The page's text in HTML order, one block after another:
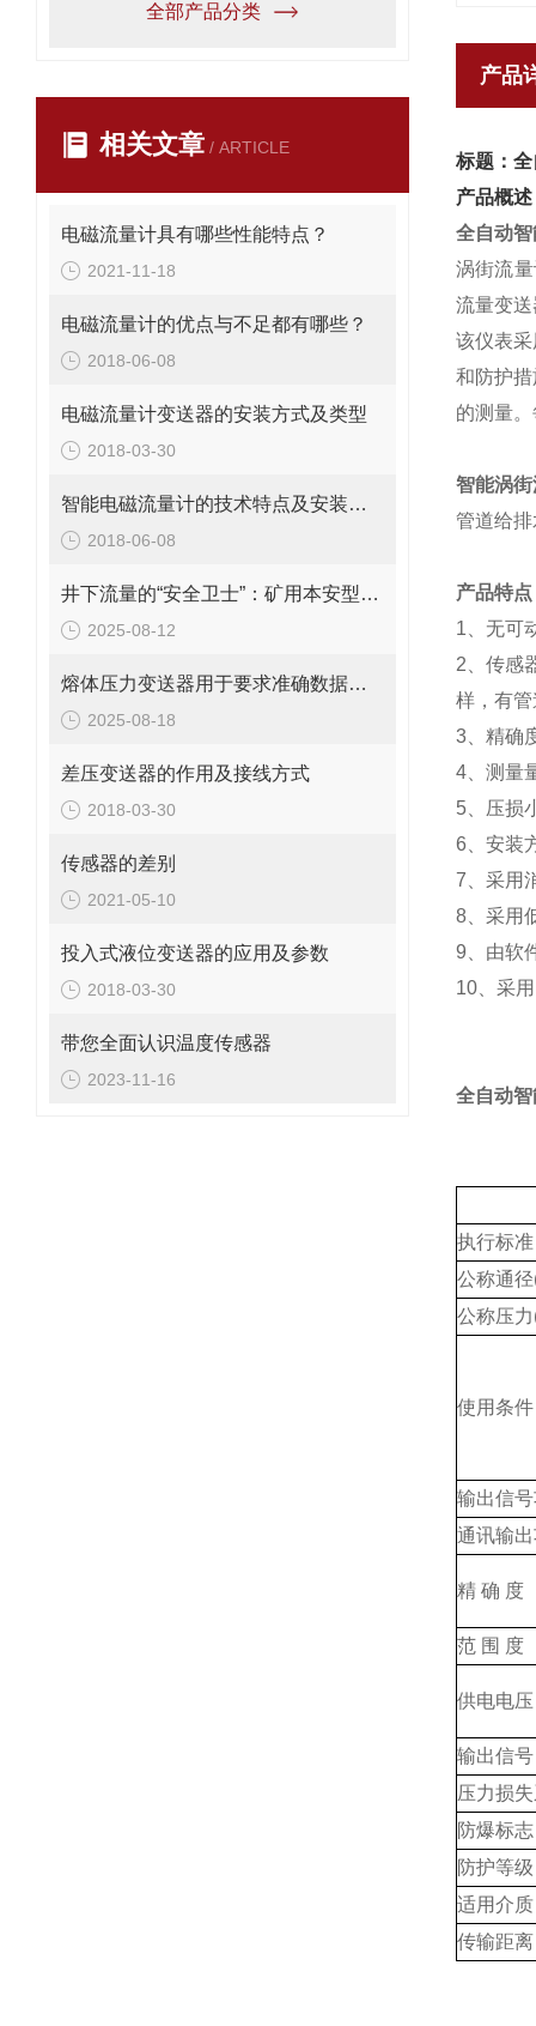
全部产品分类
相关文章 / ARTICLE
电磁流量计具有哪些性能特点？
2021-11-18
电磁流量计的优点与不足都有哪些？
2018-06-08
电磁流量计变送器的安装方式及类型
2018-03-30
智能电磁流量计的技术特点及安装要求
2018-06-08
井下流量的“安全卫士”：矿用本安型流量变送器，守护生产每一刻！
2025-08-12
熔体压力变送器用于要求准确数据测量的各种场合
2025-08-18
差压变送器的作用及接线方式
2018-03-30
传感器的差别
2021-05-10
投入式液位变送器的应用及参数
2018-03-30
带您全面认识温度传感器
2023-11-16
产品
标题：
产品概述
全自动
涡街流
流量变
该仪表
和防护
的测量
智能涡
管道给
产品特点
1、无可
2、传感
样，有
3、精确
4、测量
5、压损
6、安装
7、采用
8、采用
9、由软
10、采
全自动
执行标准
公称通
公称压
使用条件
输出信
通讯输
精 确 度
范 围 度
供电电压
输出信号
压力损
防爆标志
防护等级
适用介质
传输距离